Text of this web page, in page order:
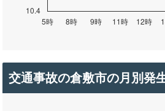
交通事故の倉敷市の月別発